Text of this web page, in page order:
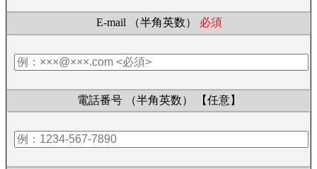
E-mail （半角英数） 必須
電話番号 （半角英数） 【任意】